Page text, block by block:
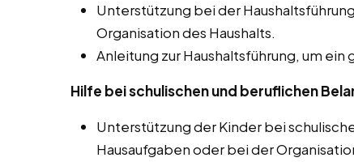
Unterstützung bei der
Organisation des Haushalts.
Anleitung zur Haushaltsführung, um
Hilfe bei schulischen und beruflichen
Unterstützung der Kinder bei
Hausaufgaben oder bei der